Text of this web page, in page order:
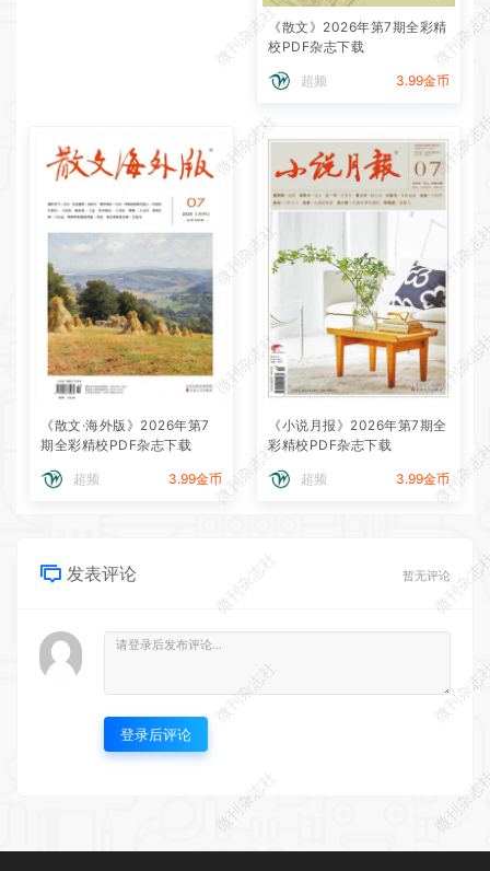
《散文》2026年第7期全彩精
校PDF杂志下载
超频 3.99金币
《散文·海外版》2026年第7
期全彩精校PDF杂志下载
超频 3.99金币
《小说月报》2026年第7期全
彩精校PDF杂志下载
超频 3.99金币
发表评论 暂无评论
登录后评论
微刊杂志社
微刊杂
微刊杂志社
微刊杂
微刊杂志社
微刊杂
微刊杂志社
微刊杂
微刊杂志社
微刊杂
微刊杂志社
微刊杂
微刊杂志社
微刊杂
微刊杂志社
微刊杂